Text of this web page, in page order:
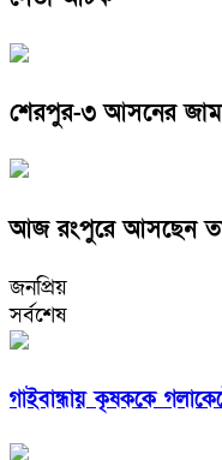
শেরপুর-৩ আসনের
আজ রংপুরে আসছেন
জনপ্রিয়
সর্বশেষ
গাইবান্ধায় কৃষককে